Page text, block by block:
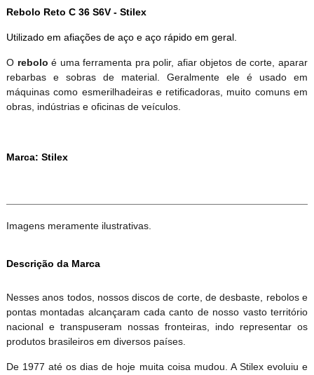
Rebolo Reto C 36 S6V - Stilex
Utilizado em afiações de aço e aço rápido em geral.
O rebolo é uma ferramenta pra polir, afiar objetos de corte, aparar
rebarbas e sobras de material. Geralmente ele é usado em
máquinas como esmerilhadeiras e retificadoras, muito comuns em
obras, indústrias e oficinas de veículos.
Marca: Stilex
Imagens meramente ilustrativas.
Descrição da Marca
Nesses anos todos, nossos discos de corte, de desbaste, rebolos e
pontas montadas alcançaram cada canto de nosso vasto território
nacional e transpuseram nossas fronteiras, indo representar os
produtos brasileiros em diversos países.
De 1977 até os dias de hoje muita coisa mudou. A Stilex evoluiu e